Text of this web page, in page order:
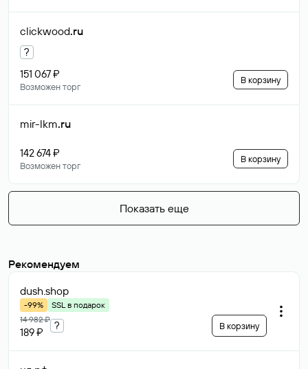
clickwood.ru
?
151 067 ₽
Возможен торг
В корзину
mir-lkm.ru
142 674 ₽
Возможен торг
В корзину
Показать еще
Рекомендуем
dush.shop
-99%
SSL в подарок
14 982 ₽
189 ₽
? В корзину